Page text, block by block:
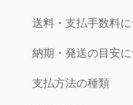
送料・支払手数料に
納期・発送の目安に
支払方法の種類